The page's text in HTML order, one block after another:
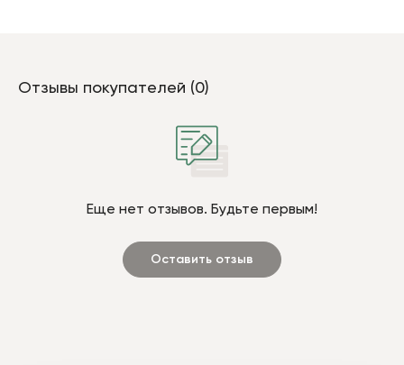
Отзывы покупателей (0)
Еще нет отзывов. Будьте первым!
Оставить отзыв